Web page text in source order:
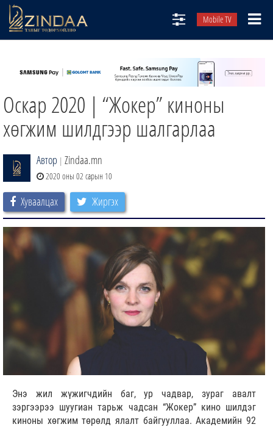
Mobile TV
ТВ8
ӨГЛӨӨНИЙ СОНИН
АУДИО ЗОХИОЛ
Оскар 2020 | “Жокер” киноны
хөгжим шилдгээр шалгарлаа
Автор | Zindaa.mn
2020 оны 02 сарын 10
Хуваалцах Жиргэх
Энэ жил жүжигчдийн баг, ур чадвар, зураг авалт
зэргээрээ шуугиан тарьж чадсан “Жокер” кино шилдэг
киноны хөгжим төрөлд ялалт байгууллаа. Академийн 92